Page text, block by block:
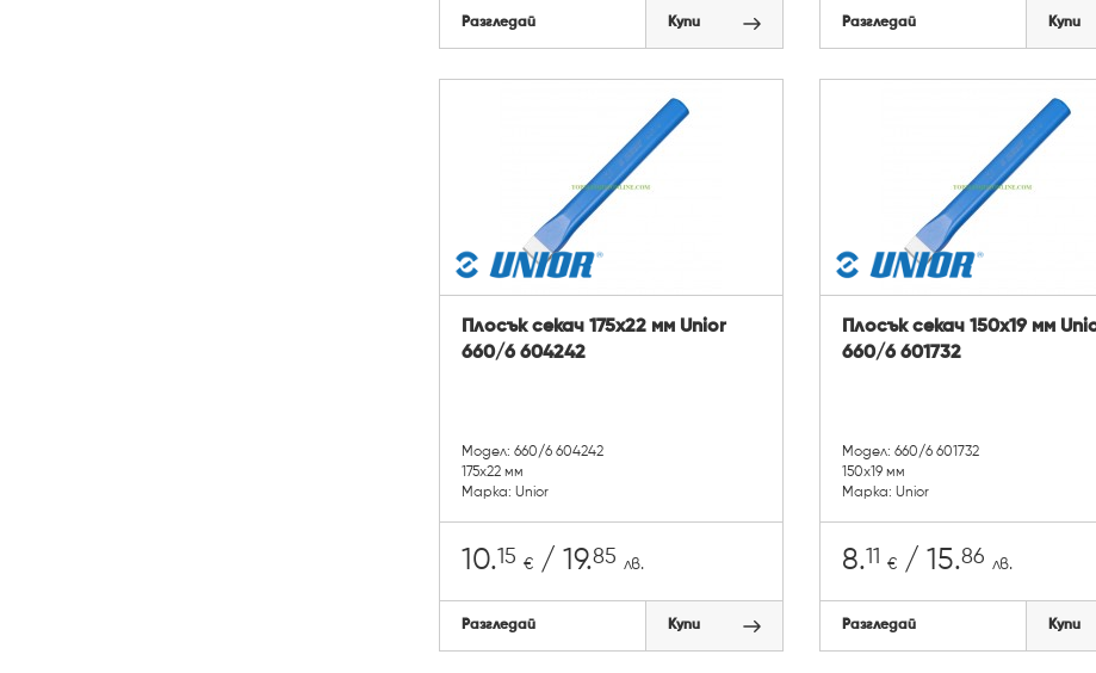
Разгледай Купи Разгледай Купи
Плосък секач 175х22 мм Unior
660/6 604242
Модел: 660/6 604242
175х22 мм
Марка: Unior
10.15 €/ 19.85 лв.
Разгледай Купи
Плосък секач 150х19 мм
660/6 601732
Модел: 660/6 601732
150х19 мм
Марка: Unior
8.11 €/ 15.86 лв.
Разгледай Купи